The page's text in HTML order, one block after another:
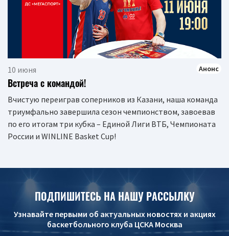
10 июня Анонс
Встреча с командой!
Вчистую переиграв соперников из Казани, наша команда
триумфально завершила сезон чемпионством, завоевав
по его итогам три кубка – Единой Лиги ВТБ, Чемпионата
России и WINLINE Basket Cup!
ПОДПИШИТЕСЬ НА НАШУ РАССЫЛКУ
Узнавайте первыми об актуальных новостях и акциях
баскетбольного клуба ЦСКА Москва